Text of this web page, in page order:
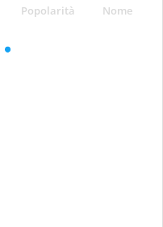
Popolarità Nome